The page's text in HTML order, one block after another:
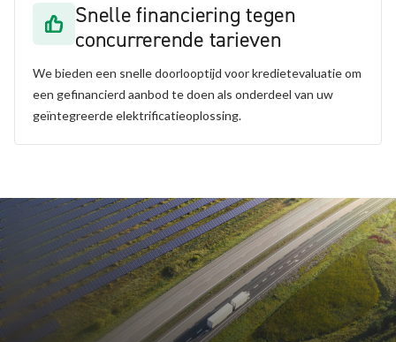
Snelle financiering tegen
concurrerende tarieven
We bieden een snelle doorlooptijd voor kredietevaluatie om
een gefinancierd aanbod te doen als onderdeel van uw
geïntegreerde elektrificatieoplossing.